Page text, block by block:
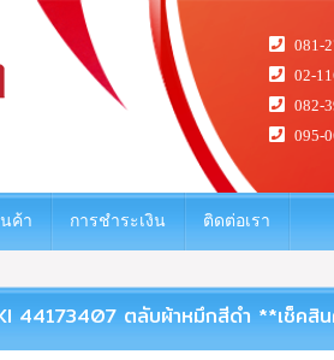
081-
02-
082-
095-
ค้า การชำระเงิน ติดต่อเรา
44173407 ตลับผ้าหมึกสีดำ **เช็คสิ